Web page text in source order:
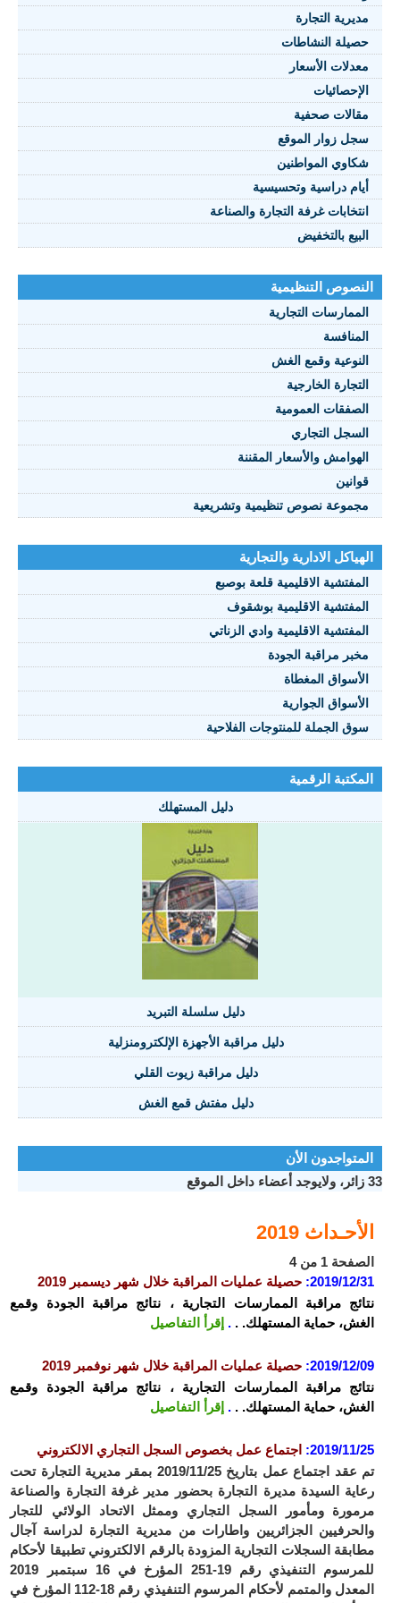
النصوص 2021
FRANÇAIS
مديرية التجارة
حصيلة النشاطات
معدلات الأسعار
الإحصائيات
مقالات صحفية
سجل زوار الموقع
شكاوي المواطنين
أيام دراسية وتحسيسية
انتخابات غرفة التجارة والصناعة
البيع بالتخفيض
النصوص التنظيمية
الممارسات التجارية
المنافسة
النوعية وقمع الغش
التجارة الخارجية
الصفقات العمومية
السجل التجاري
الهوامش والأسعار المقننة
قوانين
مجموعة نصوص تنظيمية وتشريعية
الهياكل الادارية والتجارية
المفتشية الاقليمية قلعة بوصبع
المفتشية الاقليمية بوشقوف
المفتشية الاقليمية وادي الزناتي
مخبر مراقبة الجودة
الأسواق المغطاة
الأسواق الجوارية
سوق الجملة للمنتوجات الفلاحية
المكتبة الرقمية
دليل المستهلك
دليل سلسلة التبريد
دليل مراقبة الأجهزة الإلكترومنزلية
دليل مراقبة زيوت القلي
دليل مفتش قمع الغش
المتواجدون الأن
33 زائر، ولايوجد أعضاء داخل الموقع
الأحـداث 2019
الصفحة 1 من 4
2019/12/31
: حصيلة عمليات المراقبة خلال شهر ديسمبر 2019
نتائج مراقبة الممارسات التجارية ، نتائج مراقبة الجودة وقمع
الغش، حماية المستهلك. . . إقرأ التفاصيل
2019/12/09
: حصيلة عمليات المراقبة خلال شهر نوفمبر 2019
نتائج مراقبة الممارسات التجارية ، نتائج مراقبة الجودة وقمع
الغش، حماية المستهلك. . . إقرأ التفاصيل
2019/11/25
: اجتماع عمل بخصوص السجل التجاري الالكتروني
تم عقد اجتماع عمل بتاريخ 2019/11/25 بمقر مديرية التجارة تحت
رعاية السيدة مديرة التجارة بحضور مدير غرفة التجارة والصناعة
مرمورة ومأمور السجل التجاري وممثل الاتحاد الولائي للتجار
والحرفيين الجزائريين واطارات من مديرية التجارة لدراسة آجال
مطابقة السجلات التجارية المزودة بالرقم الالكتروني تطبيقا لأحكام
للمرسوم التنفيذي رقم 19-251 المؤرخ في 16 سبتمبر 2019
المعدل والمتمم لأحكام المرسوم التنفيذي رقم 18-112 المؤرخ في